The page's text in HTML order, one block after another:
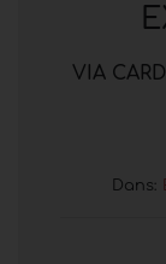
VIA
Dans: